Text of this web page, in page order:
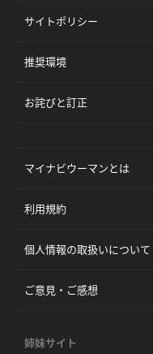
サイトポリシー
推奨環境
お詫びと訂正
マイナビウーマンとは
利用規約
個人情報の取扱いについて
ご意見・ご感想
姉妹サイト